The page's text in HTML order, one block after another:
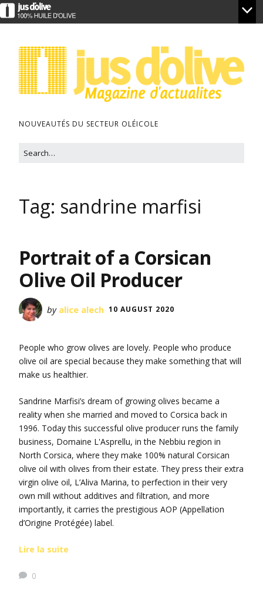
NOUVEAUTÉS DU SECTEUR OLÉICOLE
Tag: sandrine marfisi
Portrait of a Corsican
Olive Oil Producer
by alice alech 10 AUGUST 2020
People who grow olives are lovely. People who produce
olive oil are special because they make something that will
make us healthier.
Sandrine Marfisi’s dream of growing olives became a
reality when she married and moved to Corsica back in
1996. Today this successful olive producer runs the family
business, Domaine L'Asprellu, in the Nebbiu region in
North Corsica, where they make 100% natural Corsican
olive oil with olives from their estate. They press their extra
virgin olive oil, L’Aliva Marina, to perfection in their very
own mill without additives and filtration, and more
importantly, it carries the prestigious AOP (Appellation
d’Origine Protégée) label.
Lire la suite
0